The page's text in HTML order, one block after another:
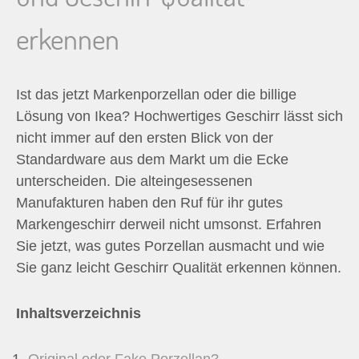
n
a
c
erkennen
Ist das jetzt Markenporzellan oder die billige
Lösung von Ikea? Hochwertiges Geschirr lässt sich
nicht immer auf den ersten Blick von der
Standardware aus dem Markt um die Ecke
unterscheiden. Die alteingesessenen
Manufakturen haben den Ruf für ihr gutes
Markengeschirr derweil nicht umsonst. Erfahren
Sie jetzt, was gutes Porzellan ausmacht und wie
Sie ganz leicht Geschirr Qualität erkennen können.
Inhaltsverzeichnis